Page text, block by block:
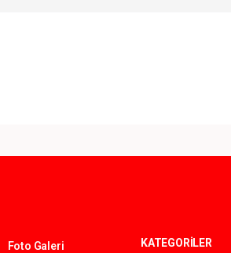
Foto Galeri KATEGORİLER